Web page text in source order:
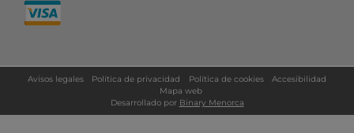
Avisos legales Política de privacidad Política de cookies
Accesibilidad
Mapa web
Desarrollado por Binary Menorca